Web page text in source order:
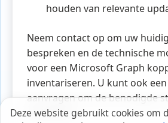
houden van relevante
Neem contact op om uw
bespreken en de technische
voor een Microsoft Graph
inventariseren. U kunt ook
aanvragen om de benodigde
verkennen.
Deze website gebruikt cookies om